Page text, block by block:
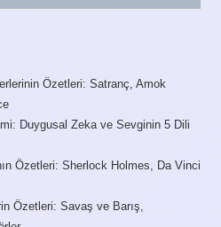
Özetleri: Satranç, Amok
Duygusal Zeka ve Sevginin 5 Dili
Özetleri: Sherlock Holmes, Da Vinci
Özetleri: Savaş ve Barış,